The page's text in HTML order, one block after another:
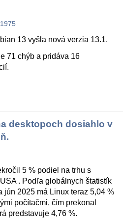
13 vyšla nová verzia 13.1.
71 chýb a pridáva 16
desktopoch dosiahlo v
5 % podiel na trhu s
. Podľa globálnych štatistík
jún 2025 má Linux teraz 5,04 %
počítačmi, čím prekonal
predstavuje 4,76 %.